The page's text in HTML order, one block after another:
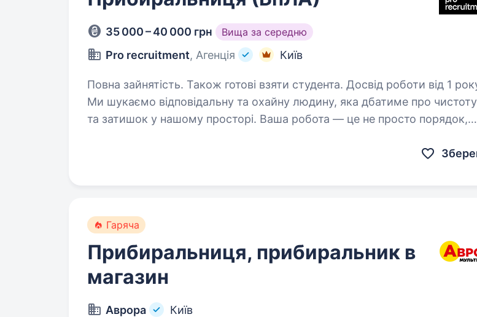
35 000 – 40 000 грн Вища за середню
Pro recruitment, Агенція Київ
Повна зайнятість. Також готові взяти студента. Досвід роботи від 1
Ми шукаємо відповідальну та охайну людину, яка дбатиме про чистоту
та затишок у нашому просторі. Ваша робота — це не просто порядок,
Гаряча
Прибиральниця, прибиральник в
магазин
Аврора Київ